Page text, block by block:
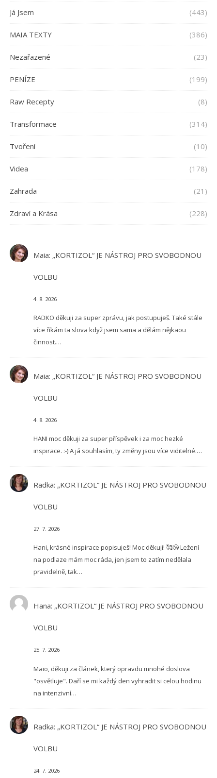
Já Jsem (443)
MAIA TEXTY (386)
Nezařazené (23)
PENÍZE (199)
Raw Recepty (8)
Transformace (314)
Tvoření (10)
Videa (178)
Zahrada (21)
Zdraví a Krása (228)
Maia: „KORTIZOL“ JE NÁSTROJ PRO SVOBODNOU
VOLBU
4. 8. 2026
RADKO děkuji za super zprávu, jak postupuješ. Také stále
více říkám ta slova když jsem sama a dělám nějkaou
činnost.…
Maia: „KORTIZOL“ JE NÁSTROJ PRO SVOBODNOU
VOLBU
4. 8. 2026
HANI moc děkuji za super příspěvek i za moc hezké
inspirace. :-) A já souhlasím, ty změny jsou více viditelné.…
Radka: „KORTIZOL“ JE NÁSTROJ PRO SVOBODNOU
VOLBU
27. 7. 2026
Hani, krásné inspirace popisuješ! Moc děkuji! 🥰😘 Ležení
na podlaze mám moc ráda, jen jsem to zatím nedělala
pravidelně, tak…
Hana: „KORTIZOL“ JE NÁSTROJ PRO SVOBODNOU
VOLBU
25. 7. 2026
Maio, děkuji za článek, který opravdu mnohé doslova
"osvětluje". Daří se mi každý den vyhradit si celou hodinu
na intenzivní…
Radka: „KORTIZOL“ JE NÁSTROJ PRO SVOBODNOU
VOLBU
24. 7. 2026